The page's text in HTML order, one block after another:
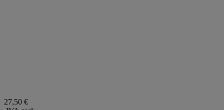
27,50 €